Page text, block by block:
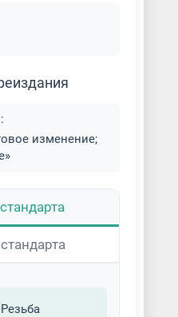
изменение;